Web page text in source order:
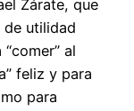
Zárate, que
utilidad
al
feliz y para
para